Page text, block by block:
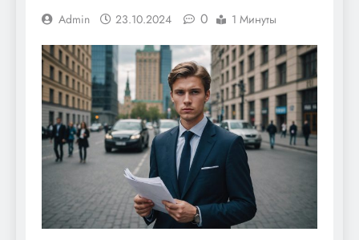
Admin 23.10.2024 0 1 Минуты